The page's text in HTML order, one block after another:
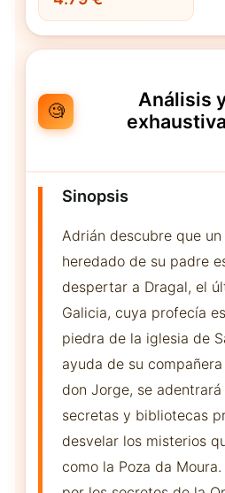
🧐
Análisis
Sinopsis
Adrián descubre que
heredado de su padre
despertar a Dragal, el
Galicia, cuya profecía
piedra de la iglesia de
ayuda de su
don Jorge, se
secretas y bibliotecas
desvelar los misterios
como la Poza da